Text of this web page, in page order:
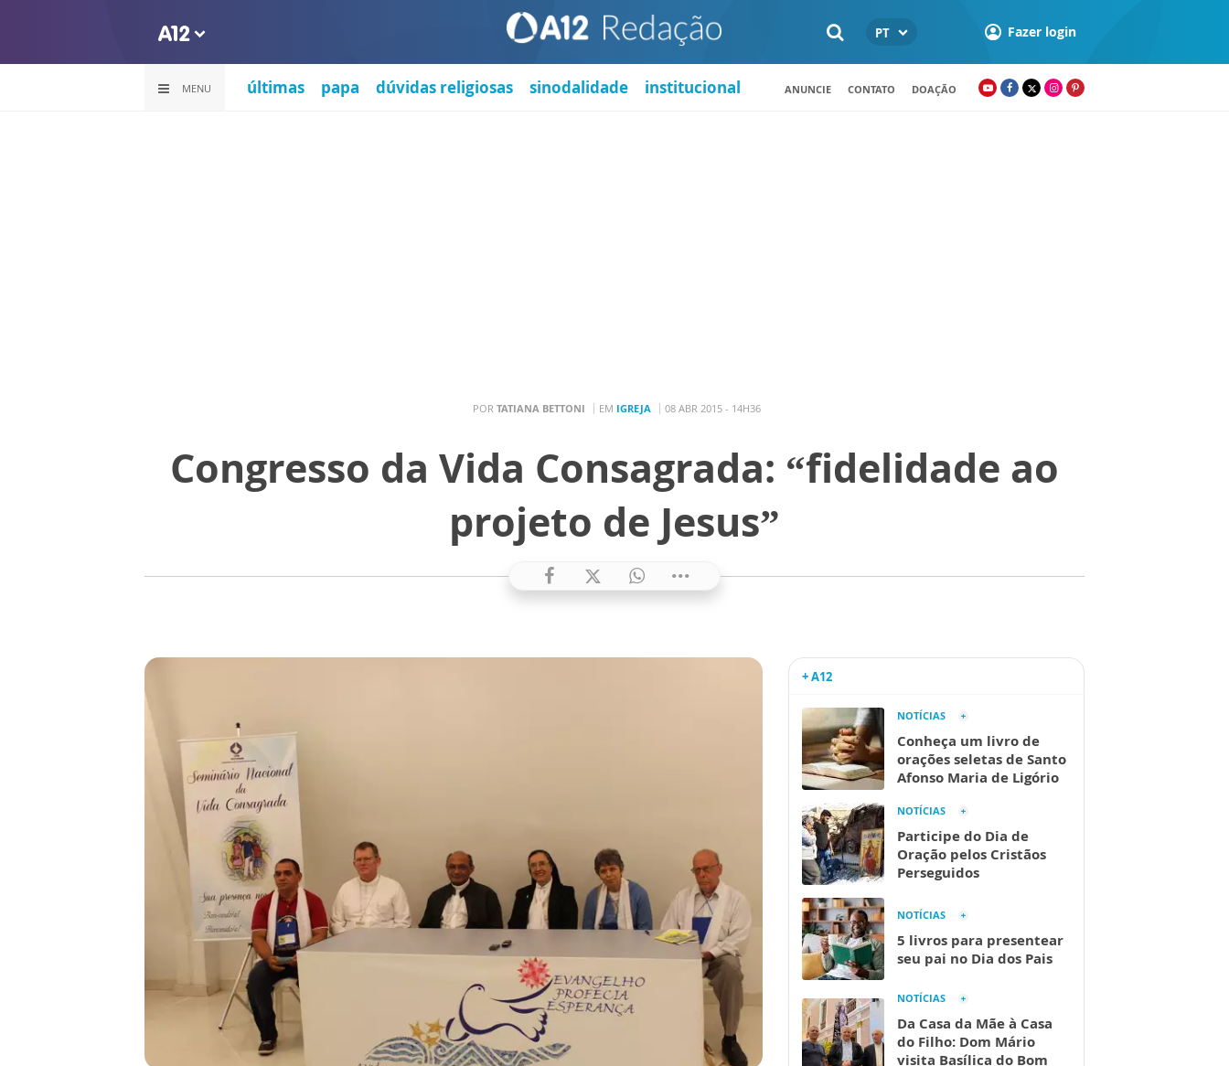
PT Fazer login
MENU últimas papa dúvidas religiosas sinodalidade institucional ANUNCIE CONTATO DOAÇÃO
POR TATIANA BETTONI EM IGREJA 08 ABR 2015 - 14H36
Congresso da Vida Consagrada: “fidelidade ao
projeto de Jesus”
+ A12
NOTÍCIAS
Conheça um livro de
orações seletas de Santo
Afonso Maria de Ligório
NOTÍCIAS
Participe do Dia de
Oração pelos Cristãos
Perseguidos
NOTÍCIAS
5 livros para presentear
seu pai no Dia dos Pais
NOTÍCIAS
Da Casa da Mãe à Casa
do Filho: Dom Mário
visita Basílica do Bom